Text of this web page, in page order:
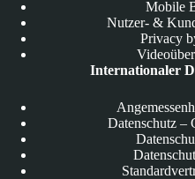
Mobile
Nutzer- &
Privacy
Internationaler
Datenschutz –